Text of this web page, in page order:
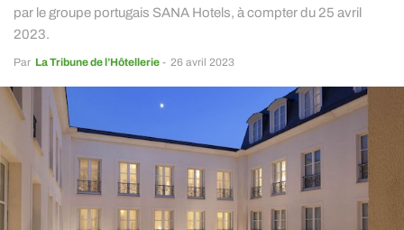
par le groupe portugais SANA Hotels, à compter du 25 avril
2023.
Par La Tribune de l’Hôtellerie - 26 avril 2023